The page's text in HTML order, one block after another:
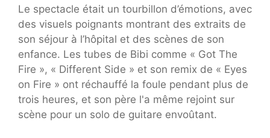
Le spectacle était un tourbillon d’émotions, avec
des visuels poignants montrant des extraits de
son séjour à l’hôpital et des scènes de son
enfance. Les tubes de Bibi comme « Got The
Fire », « Different Side » et son remix de « Eyes
on Fire » ont réchauffé la foule pendant plus de
trois heures, et son père l'a même rejoint sur
scène pour un solo de guitare envoûtant.